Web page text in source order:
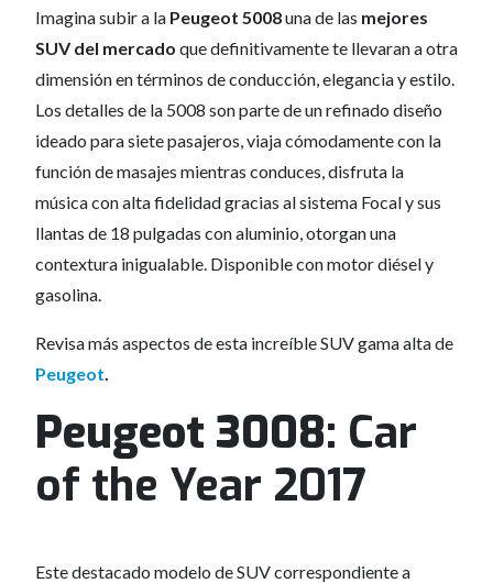
Imagina subir a la Peugeot 5008una de las mejores
SUV del mercado que definitivamente te llevaran a otra
dimensión en términos de conducción, elegancia y estilo.
Los detalles de la 5008 son parte de un refinado diseño
ideado para siete pasajeros, viaja cómodamente con la
función de masajes mientras conduces, disfruta la
música con alta fidelidad gracias al sistema Focal y sus
llantas de 18 pulgadas con aluminio, otorgan una
contextura inigualable. Disponible con motor diésel y
gasolina.
Revisa más aspectos de esta increíble SUV gama alta de
Peugeot.
Peugeot 3008: Car
of the Year 2017
Este destacado modelo de SUV correspondiente a